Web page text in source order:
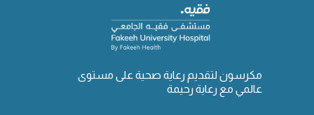
مكرسون لتقديم رعاية صحية على مستوى
عالمي مع رعاية رحيمة